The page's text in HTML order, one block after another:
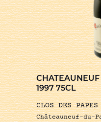
1997 75CL
CLOS DES PAPES
Châteauneuf-du-